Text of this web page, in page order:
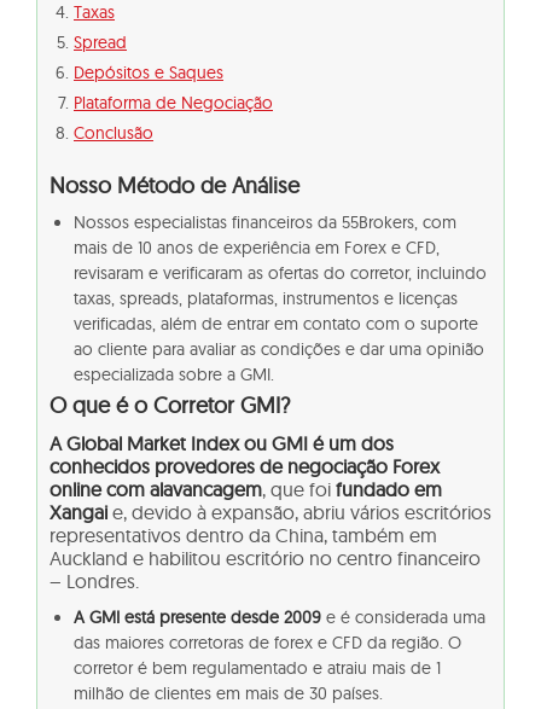
Taxas
Spread
Depósitos e Saques
Plataforma de Negociação
Conclusão
Nosso Método de Análise
Nossos especialistas financeiros da 55Brokers, com
mais de 10 anos de experiência em Forex e CFD,
revisaram e verificaram as ofertas do corretor, incluindo
taxas, spreads, plataformas, instrumentos e licenças
verificadas, além de entrar em contato com o suporte
ao cliente para avaliar as condições e dar uma opinião
especializada sobre a GMI.
O que é o Corretor GMI?
A Global Market Index ou GMI é um dos
conhecidos provedores de negociação Forex
online com alavancagem, que foi fundado em
Xangai e, devido à expansão, abriu vários escritórios
representativos dentro da China, também em
Auckland e habilitou escritório no centro financeiro
– Londres.
A GMI está presente desde 2009 e é considerada uma
das maiores corretoras de forex e CFD da região. O
corretor é bem regulamentado e atraiu mais de 1
milhão de clientes em mais de 30 países.